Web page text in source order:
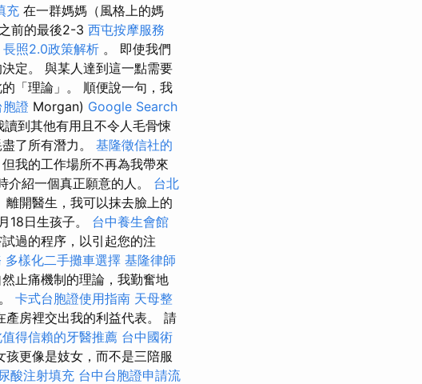
充 在一群媽媽（風格上的媽
前的最後2-3 西屯按摩服務
長照2.0政策解析 。 即使我們
定。 與某人達到這一點需要
「理論」。 順便說一句，我
證 Morgan) Google Search
讀到其他有用且不令人毛骨悚
了所有潛力。 基隆徵信社的
我的工作場所不再為我帶來
介紹一個真正願意的人。 台北
開醫生，我可以抹去臉上的
18日生孩子。 台中養生會館
過的程序，以引起您的注
多樣化二手攤車選擇 基隆律師
止痛機制的理論，我勤奮地
卡式台胞證使用指南 天母整
產房裡交出我的利益代表。 請
值得信賴的牙醫推薦 台中國術
更像是妓女，而不是三陪服
酸注射填充 台中台胞證申請流